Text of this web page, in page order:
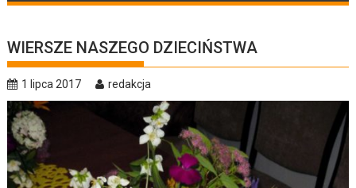
WIERSZE NASZEGO DZIECIŃSTWA
1 lipca 2017 redakcja